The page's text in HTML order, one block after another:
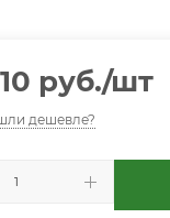
руб./шт
дешевле?